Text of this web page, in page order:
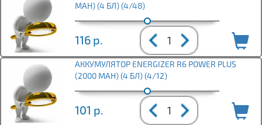
MAH) (4 БЛ) (4/48)
116 р.
АККУМУЛЯТОР ENERGIZER R6 POWER PLUS
(2000 MAH) (4 БЛ) (4/12)
101 р.